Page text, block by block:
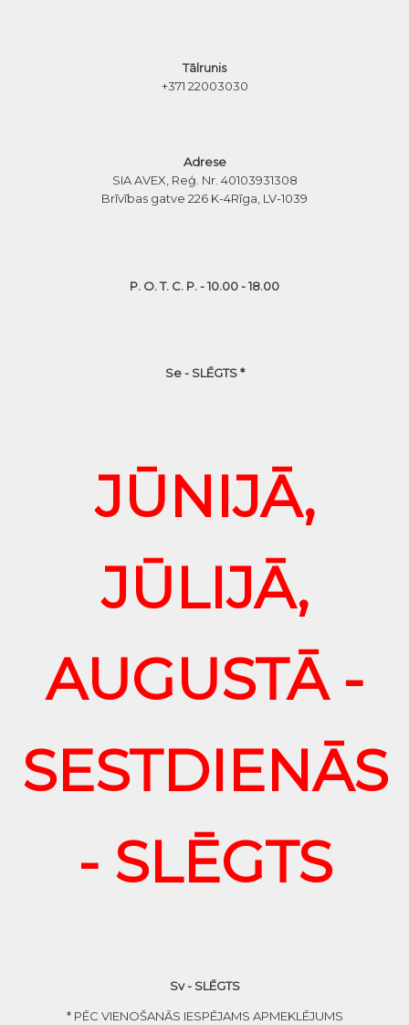
Tālrunis
+371 22003030
Adrese
SIA AVEX, Reģ. Nr. 40103931308
Brīvības gatve 226 K-4Rīga, LV-1039
P. O. T. C. P. - 10.00 - 18.00
Se - SLĒGTS *
JŪNIJĀ,
JŪLIJĀ,
AUGUSTĀ -
SESTDIENĀS
- SLĒGTS
Sv - SLĒGTS
* PĒC VIENOŠANĀS IESPĒJAMS APMEKLĒJUMS